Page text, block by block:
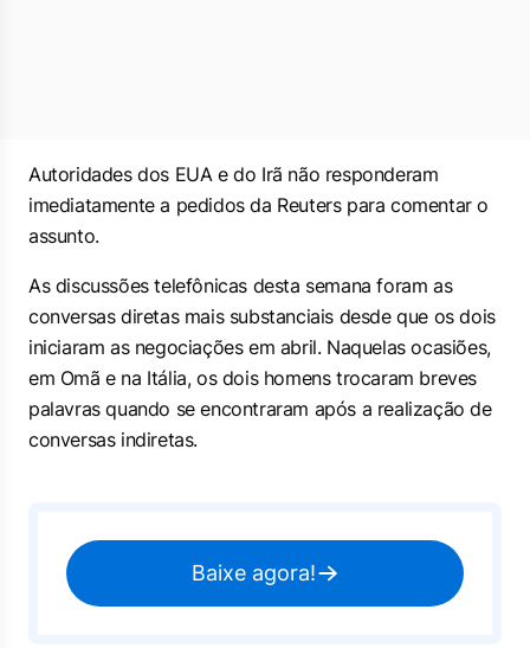
Autoridades dos EUA e do Irã não responderam
imediatamente a pedidos da Reuters para comentar o
assunto.
As discussões telefônicas desta semana foram as
conversas diretas mais substanciais desde que os dois
iniciaram as negociações em abril. Naquelas ocasiões,
em Omã e na Itália, os dois homens trocaram breves
palavras quando se encontraram após a realização de
conversas indiretas.
Baixe agora!